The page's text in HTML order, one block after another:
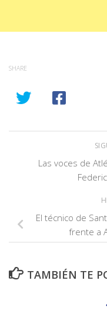
SHARE
Las voces de
El técnico de
frente a
TAMBIÉN TE